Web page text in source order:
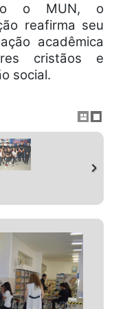
o MUN, o
reafirma seu
acadêmica
cristãos e
social.